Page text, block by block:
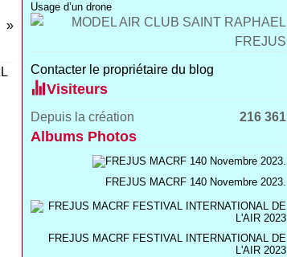
Usage d’un drone
Contacter le propriétaire du blog
Visiteurs
Depuis la création 216 361
Albums Photos
FREJUS MACRF 140 Novembre 2023.
FREJUS MACRF FESTIVAL INTERNATIONAL DE
L'AIR 2023